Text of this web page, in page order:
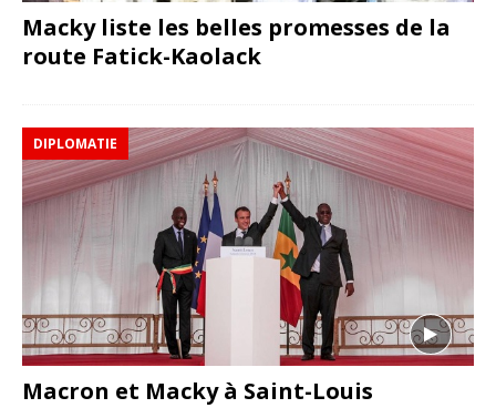
Macky liste les belles promesses de la
route Fatick-Kaolack
DIPLOMATIE
Macron et Macky à Saint-Louis